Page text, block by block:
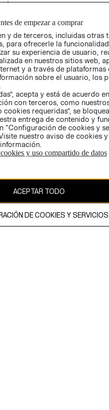
DE
COMERCIO - SIC
PETICIONES
QUEJAS Y
RECLAMOS
protegido por copyright y es
de empezar a comprar
y de terceros, incluidas otras
para ofrecerle la
su experiencia de usuario,
en nuestros sitios web,
y a través de plataformas
sobre el usuario, los
acepta y está de acuerdo
con terceros, como
requeridas”, se
entrega de contenido y
“Configuración de cookies y
nuestro aviso de cookies
y uso compartido de datos
ACEPTAR TODO
DE COOKIES Y SERVICIOS